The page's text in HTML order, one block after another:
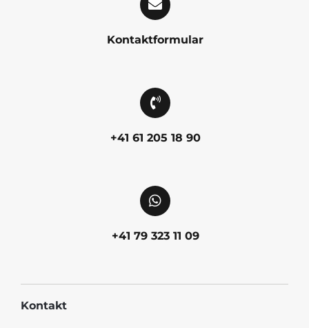
Kontaktformular
+41 61 205 18 90
+41 79 323 11 09
Kontakt